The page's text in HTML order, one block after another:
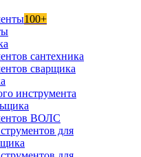
100+
сантехника
сварщика
инструмента
ВОЛС
для